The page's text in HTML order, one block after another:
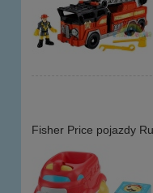
Fisher Price pojazdy